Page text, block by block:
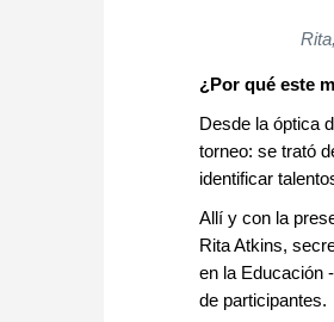
¿Por qué este
Desde la óptica
torneo: se trató
identificar
Allí y con la
Rita Atkins,
en la Educación
de participantes.